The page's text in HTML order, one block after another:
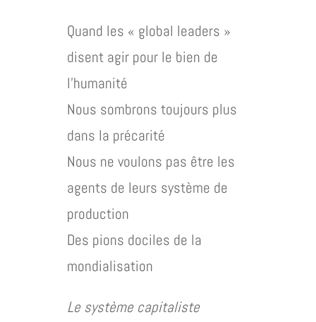
Quand les « global leaders »
disent agir pour le bien de
l’humanité
Nous sombrons toujours plus
dans la précarité
Nous ne voulons pas être les
agents de leurs système de
production
Des pions dociles de la
mondialisation
Le système capitaliste